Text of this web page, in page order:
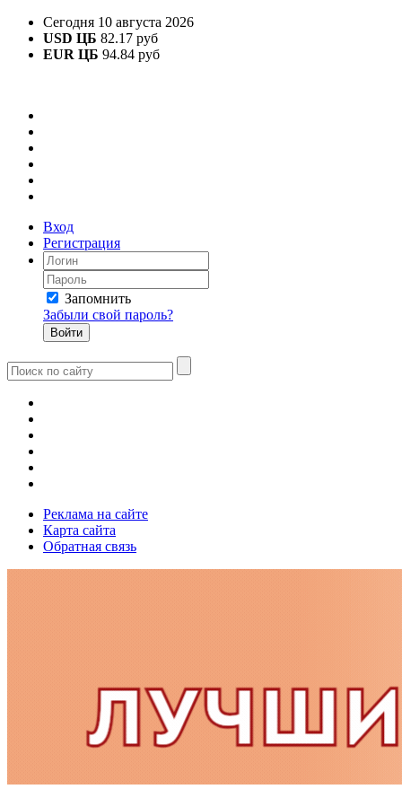
Сегодня 10 августа 2026
USD ЦБ 82.17 руб
EUR ЦБ 94.84 руб
Вход
Регистрация
Запомнить
Забыли свой пароль?
Реклама на сайте
Карта сайта
Обратная связь